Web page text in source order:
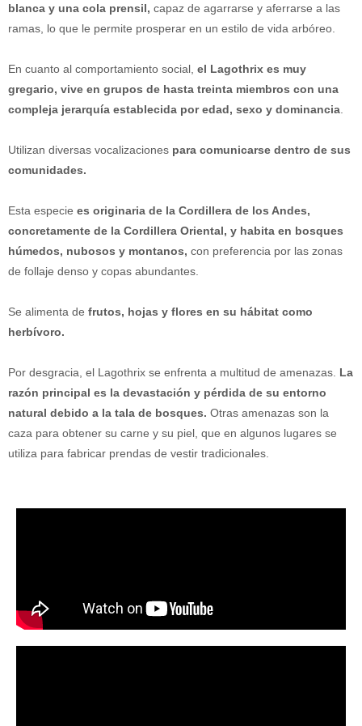
blanca y una cola prensil, capaz de agarrarse y aferrarse a las
ramas, lo que le permite prosperar en un estilo de vida arbóreo.
En cuanto al comportamiento social, el Lagothrix es muy
gregario, vive en grupos de hasta treinta miembros con una
compleja jerarquía establecida por edad, sexo y dominancia
Utilizan diversas vocalizaciones para comunicarse dentro de sus
comunidades.
Esta especie es originaria de la Cordillera de los Andes,
concretamente de la Cordillera Oriental, y habita en bosques
húmedos, nubosos y montanos, con preferencia por las zonas
de follaje denso y copas abundantes.
Se alimenta de frutos, hojas y flores en su hábitat como
herbívoro.
Por desgracia, el Lagothrix se enfrenta a multitud de amenazas. La
razón principal es la devastación y pérdida de su entorno
natural debido a la tala de bosques. Otras amenazas son la
caza para obtener su carne y su piel, que en algunos lugares se
utiliza para fabricar prendas de vestir tradicionales.